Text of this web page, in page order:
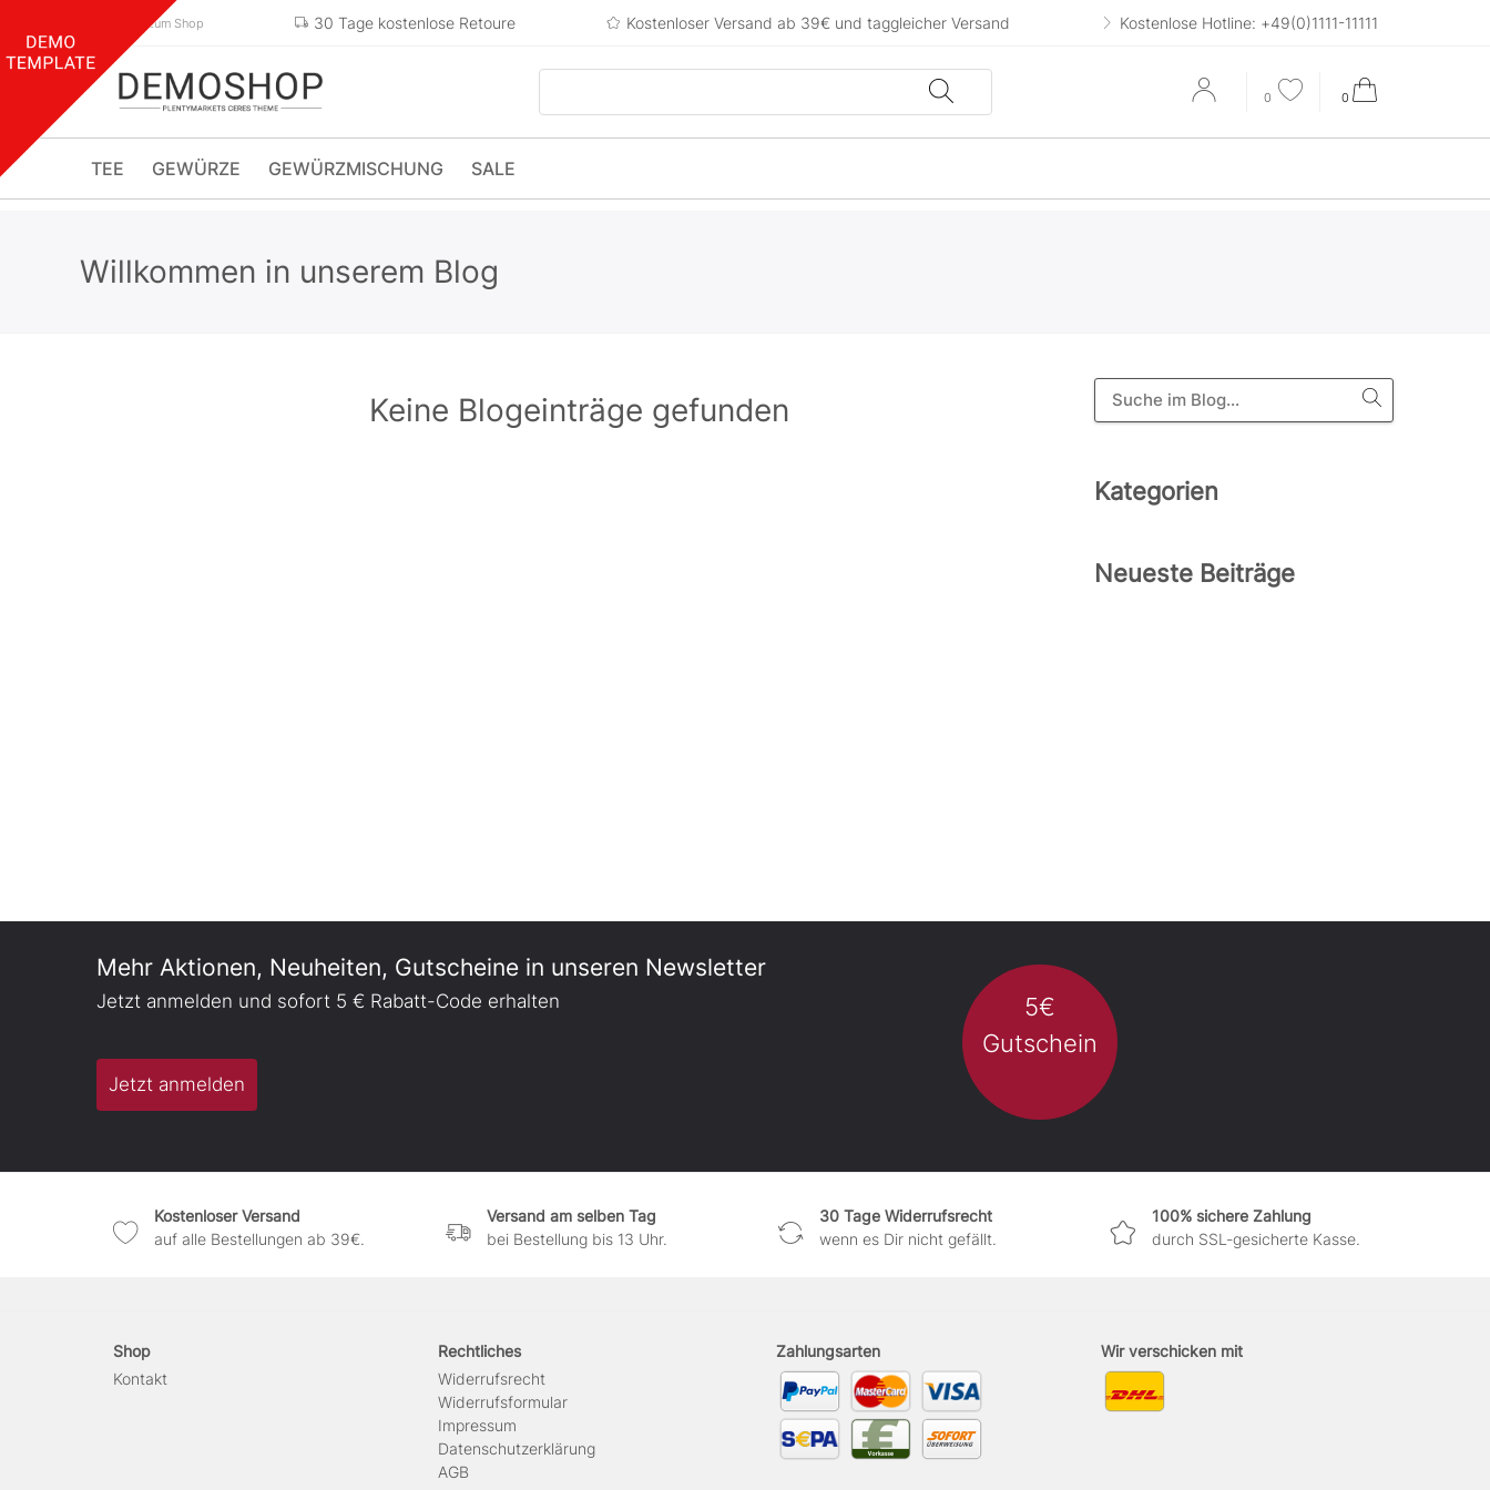
Zurück zum Shop 30 Tage kostenlose Retoure Kostenloser Versand ab 39€ und taggleicher Versand Kostenlose Hotline: +49(0)1111-11111
0 0
TEE GEWÜRZE GEWÜRZMISCHUNG SALE
Willkommen in unserem Blog
Keine Blogeinträge gefunden
Kategorien
Neueste Beiträge
Mehr Aktionen, Neuheiten, Gutscheine in unseren Newsletter
Jetzt anmelden und sofort 5 € Rabatt-Code erhalten
Jetzt anmelden
5€
Gutschein
Kostenloser Versand
auf alle Bestellungen ab 39€.
Versand am selben Tag
bei Bestellung bis 13 Uhr.
30 Tage Widerrufsrecht
wenn es Dir nicht gefällt.
100% sichere Zahlung
durch SSL-gesicherte Kasse.
Shop
Kontakt
Rechtliches
Widerrufs­recht
Widerrufs­formular
Impressum
Daten­schutz­erklärung
AGB
Zahlungsarten Wir verschicken mit